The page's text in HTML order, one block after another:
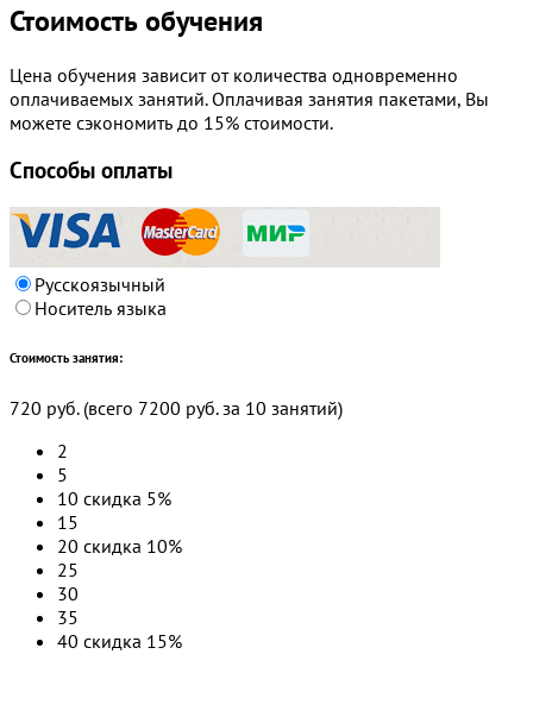
Стоимость обучения
Цена обучения зависит от количества одновременно
оплачиваемых занятий. Оплачивая занятия пакетами, Вы
можете сэкономить до 15% стоимости.
Способы оплаты
Русскоязычный
Носитель языка
Стоимость занятия:
720 руб. (всего 7200 руб.за 10 занятий)
2
5
10 скидка 5%
15
20 скидка 10%
25
30
35
40 скидка 15%